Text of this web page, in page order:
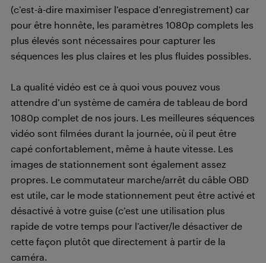
(c’est-à-dire maximiser l’espace d’enregistrement) car
pour être honnête, les paramètres 1080p complets les
plus élevés sont nécessaires pour capturer les
séquences les plus claires et les plus fluides possibles.
La qualité vidéo est ce à quoi vous pouvez vous
attendre d’un système de caméra de tableau de bord
1080p complet de nos jours. Les meilleures séquences
vidéo sont filmées durant la journée, où il peut être
capé confortablement, même à haute vitesse. Les
images de stationnement sont également assez
propres. Le commutateur marche/arrêt du câble OBD
est utile, car le mode stationnement peut être activé et
désactivé à votre guise (c’est une utilisation plus
rapide de votre temps pour l’activer/le désactiver de
cette façon plutôt que directement à partir de la
caméra.